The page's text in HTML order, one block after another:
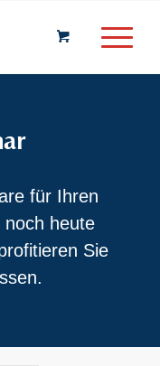
für Ihren
noch heute
Sie